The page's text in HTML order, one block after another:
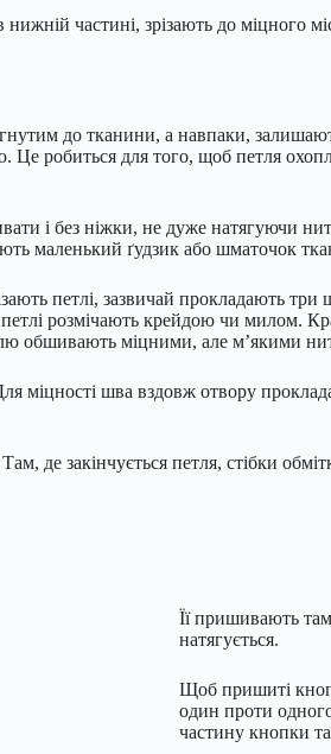
частині, зрізають до міцного
до тканини, а навпаки,
Це робиться для того, щоб петля
і без ніжки, не дуже натягуючи
маленький ґудзик або шматочок
петлі, зазвичай прокладають три
розмічають крейдою чи милом.
обшивають міцними, але м’якими
міцності шва вздовж отвору
де закінчується петля, стібки
Її пришивають
натягується.
Щоб пришиті
один проти
частину кнопки